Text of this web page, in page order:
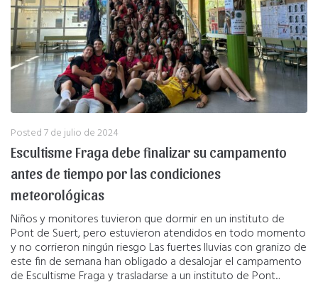
Posted7 de julio de 2024
Escultisme Fraga debe finalizar su campamento
antes de tiempo por las condiciones
meteorológicas
Niños y monitores tuvieron que dormir en un instituto de
Pont de Suert, pero estuvieron atendidos en todo momento
y no corrieron ningún riesgo Las fuertes lluvias con granizo de
este fin de semana han obligado a desalojar el campamento
de Escultisme Fraga y trasladarse a un instituto de Pont...